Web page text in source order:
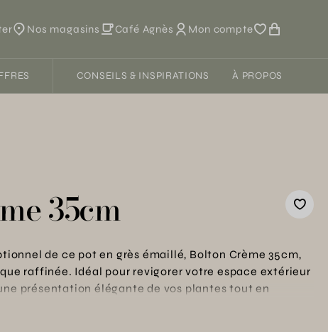
Nos magasins Café Agnès Mon compte
CONSEILS & INSPIRATIONS À PROPOS
35cm
de ce pot en grès émaillé, Bolton Crème 35cm,
raffinée. Idéal pour revigorer votre espace extérieur
présentation élégante de vos plantes tout en
2 ans avec nos conseils de plantation. Une pièce qui